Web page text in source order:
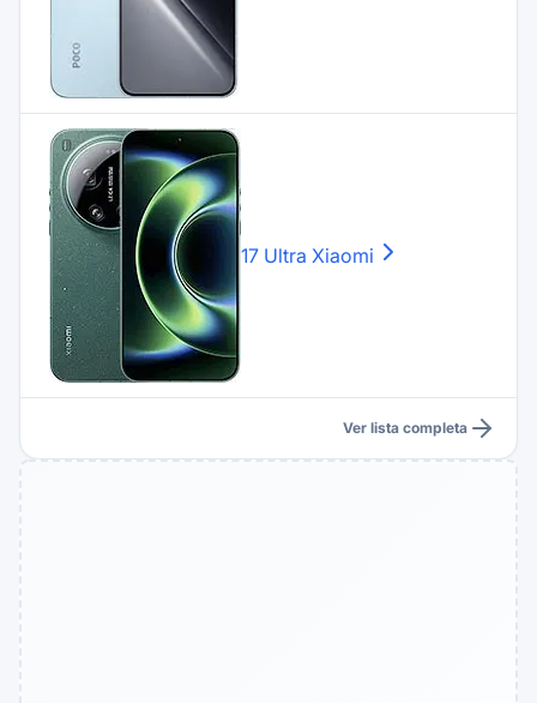
17 Ultra Xiaomi
Ver lista completa